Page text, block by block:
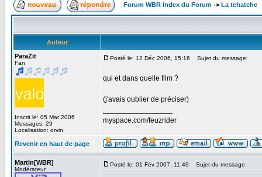
Forum WBR Index du Forum -> La tchatche
Auteur
ParaZit
Fan
Inscrit le: 05 Mar 2006
Messages: 29
Localisation: orvin
Posté le: 12 Déc 2006, 15:16 Sujet du message:
qui et dans quelle film ?
(j'avais oublier de préciser)
myspace.com/feuzrider
Revenir en haut de page
Martin[WBR]
Modérateur
Posté le: 01 Fév 2007, 11:49 Sujet du message: